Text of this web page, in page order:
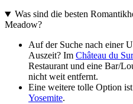
Was sind die besten
Meadow?
Auf der Suche nach einer
Auszeit? Im Château du
Restaurant und eine Bar/
nicht weit entfernt.
Eine weitere tolle Option
Yosemite.